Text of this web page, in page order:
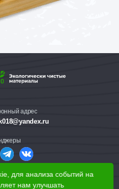
адрес
служба
77-60-50
для анализа событий на
нам улучшать